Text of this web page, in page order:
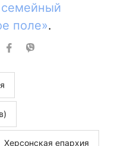
поле».
Херсонская епархия